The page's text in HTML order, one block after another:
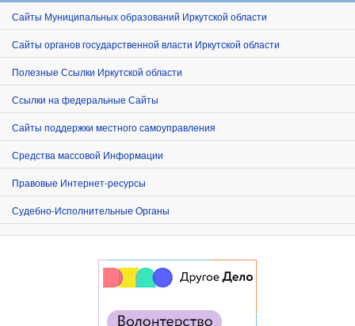
Сайты Муниципальных образований Иркутской области
Сайты органов государственной власти Иркутской области
Полезные Ссылки Иркутской области
Ссылки на федеральные Сайты
Сайты поддержки местного самоуправления
Средства массовой Информации
Правовые Интернет-ресурсы
Судебно-Исполнительные Органы